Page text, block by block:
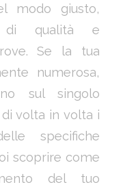
modo giusto,
di qualità e
Se la tua
numerosa,
sul singolo
volta in volta i
specifiche
scoprire come
del tuo